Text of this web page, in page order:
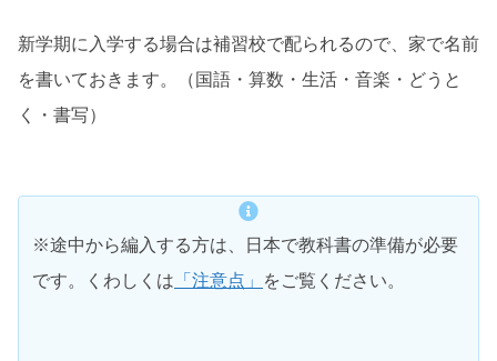
新学期に入学する場合は補習校で配られるので、家で名前
を書いておきます。（国語・算数・生活・音楽・どうと
く・書写）
※途中から編入する方は、日本で教科書の準備が必要
です。くわしくは 「注意点」 をご覧ください。